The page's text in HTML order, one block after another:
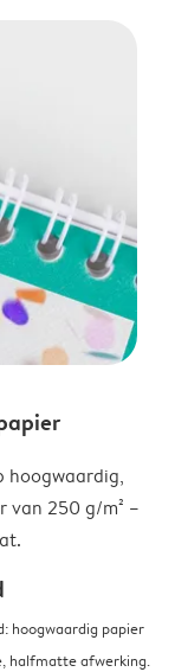
hoogwaardig,
van 250 g/m² –
hoogwaardig papier
halfmatte afwerking.